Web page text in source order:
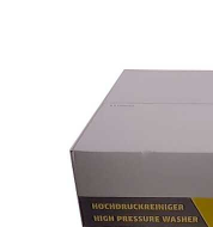
Verdemax
Vesco
Volpi
Waldner